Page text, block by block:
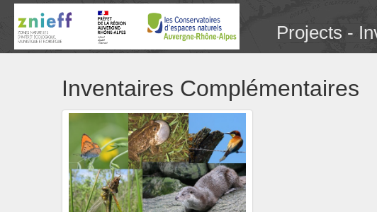
Projects -
Inventaires Complémentaires